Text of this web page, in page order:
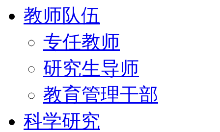
教师队伍
专任教师
研究生导师
教育管理干部
科学研究